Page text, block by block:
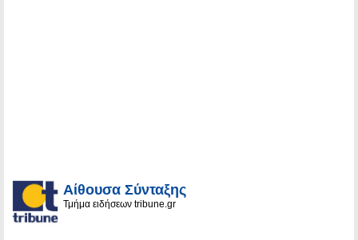
Αίθουσα Σύνταξης
Τμήμα ειδήσεων tribune.gr